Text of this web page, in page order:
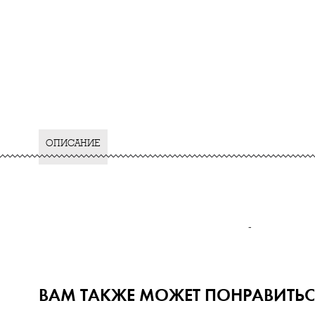
ОПИСАНИЕ
-
ВАМ ТАКЖЕ МОЖЕТ